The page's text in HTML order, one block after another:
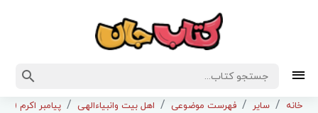
خانه سایر فهرست موضوعی اهل بیت وانبیاءالهی پیامبر اکرم